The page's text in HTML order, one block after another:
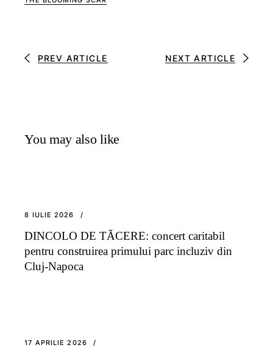
PREV ARTICLE NEXT ARTICLE
You may also like
8 IULIE 2026
DINCOLO DE TĂCERE: concert caritabil
pentru construirea primului parc incluziv din
Cluj-Napoca
17 APRILIE 2026